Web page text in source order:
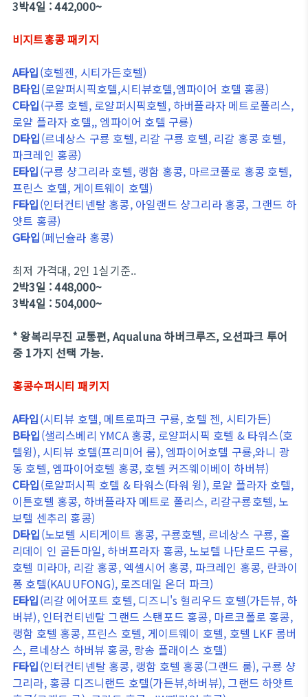
3박4일 : 442,000~
비지트홍콩 패키지
A타입(호텔젠, 시티가든호텔)
B타입(로얄퍼시픽호텔,시티뷰호텔,엠파이어 호텔 홍콩)
C타입(구룡 호텔, 로얄퍼시픽호텔, 하버플라자 메트로폴리스,
로얄 플라자 호텔,, 엠파이어 호텔 구룡)
D타입(르네상스 구룡 호텔, 리갈 구룡 호텔, 리갈 홍콩 호텔,
파크레인 홍콩)
E타입(구룡 샹그리라 호텔, 랭함 홍콩, 마르코폴로 홍콩 호텔,
프린스 호텔, 게이트웨이 호텔)
F타입(인터컨티넨탈 홍콩, 아일랜드 샹그리라 홍콩, 그랜드 하
얏트 홍콩)
G타입(페닌슐라 홍콩)
최저 가격대, 2인 1실기준..
2박3일 : 448,000~
3박4일 : 504,000~
* 왕복리무진 교통편, Aqualuna 하버크루즈, 오션파크 투어
중 1가지 선택 가능.
홍콩수퍼시티 패키지
A타입(시티뷰 호텔, 메트로파크 구룡, 호텔 젠, 시티가든)
B타입(샐리스베리 YMCA 홍콩, 로얄퍼시픽 호텔 & 타워스(호
텔윙), 시티뷰 호텔(프리미어 룸), 엠파이어호텔 구룡,와니 광
동 호텔, 엠파이어호텔 홍콩, 호텔 커즈웨이베이 하버뷰)
C타입(로얄퍼시픽 호텔 & 타워스(타워 윙), 로얄 플라자 호텔,
이튼호텔 홍콩, 하버플라자 메트로 폴리스, 리갈구룡호텔, 노
보텔 센추리 홍콩)
D타입(노보텔 시티게이트 홍콩, 구룡호텔, 르네상스 구룡, 홀
리데이 인 골든마일, 하버프라자 홍콩, 노보텔 나단로드 구룡,
호텔 미라마, 리갈 홍콩, 엑셀시어 홍콩, 파크레인 홍콩, 란콰이
퐁 호텔(KAUUFONG), 로즈데일 온더 파크)
E타입(리갈 에어포트 호텔, 디즈니's 헐리우드 호텔(가든뷰, 하
버뷰), 인터컨티넨탈 그랜드 스탠포드 홍콩, 마르코폴로 홍콩,
랭함 호텔 홍콩, 프린스 호텔, 게이트웨이 호텔, 호텔 LKF 롬버
스, 르네상스 하버뷰 홍콩, 랑송 플래이스 호텔)
F타입(인터컨티넨탈 홍콩, 랭함 호텔 홍콩(그랜드 룸), 구룡 샹
그리라, 홍콩 디즈니랜드 호텔(가든뷰,하버뷰), 그랜드 하얏트